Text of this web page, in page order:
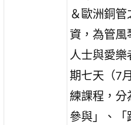
＆歐洲銅
資，為管風
人士與愛樂
期七天（7
練課程，分
參與」、「